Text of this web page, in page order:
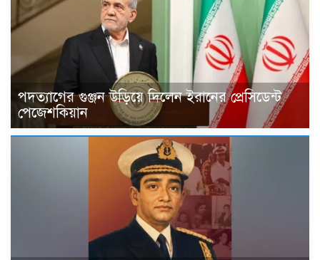
পদত্যাগের গুঞ্জন উড়িয়ে দিলেন ইরানের প্রেসিডেন্ট
পেজেশকিয়ান